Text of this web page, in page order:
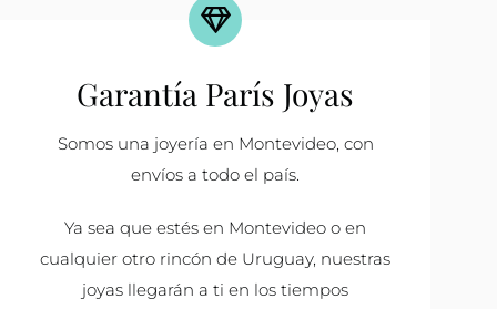
Garantía París Joyas
Somos una joyería en Montevideo, con
envíos a todo el país.
Ya sea que estés en Montevideo o en
cualquier otro rincón de Uruguay, nuestras
joyas llegarán a ti en los tiempos